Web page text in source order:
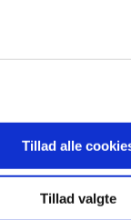
Tillad alle
Tillad valgte